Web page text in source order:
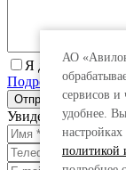
АО
сервисов и
удобнее.
настройках
политикой
Я даю согласие
Подробнее
Увидеть